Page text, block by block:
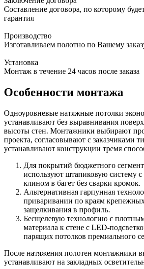
Составление договора, по которому
гарантия
Производство
Изготавливаем полотно по Вашему
Установка
Монтаж в течение 24 часов после заказа
Особенности монтажа
Одноуровневые натяжные потолки
устанавливают без выравнивания
высоты стен. Монтажники выбирают
проекта, согласовывают с заказчиками
устанавливают конструкции тремя
Для покрытий бюджетного
используют штапиковую систему
клином в багет без сварки кромок.
Альтернативная гарпунная
приваривании по краям
защелкивания в профиль.
Бесщелевую технологию с
материала к стене с LED-
парящих потолков премиального
После натяжения полотен монтажники
устанавливают на закладных